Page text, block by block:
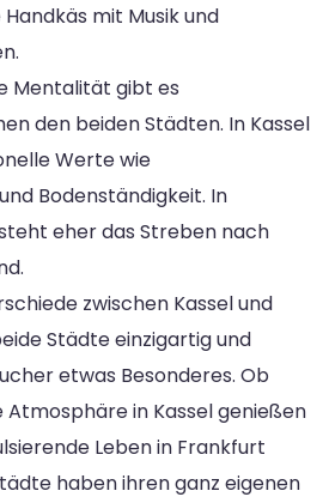
mit Musik und
Mentalität gibt es
den beiden Städten. In Kassel
Werte wie
Bodenständigkeit. In
eher das Streben nach
zwischen Kassel und
Städte einzigartig und
etwas Besonderes. Ob
in Kassel genießen
Leben in Frankfurt
haben ihren ganz eigenen